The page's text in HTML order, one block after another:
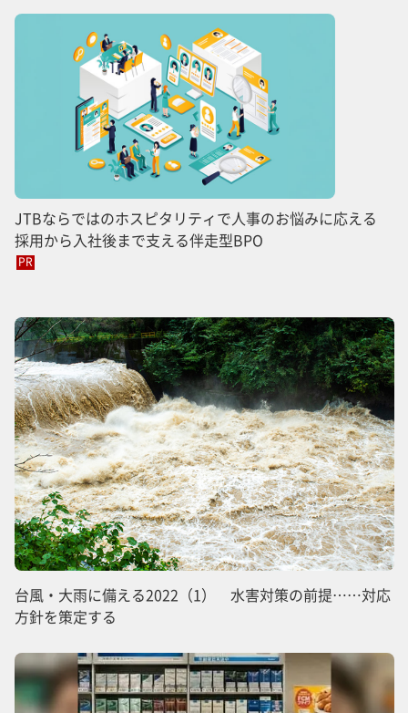
JTBならではのホスピタリティで人事のお悩みに応える
採用から入社後まで支える伴走型BPO
PR
台風・大雨に備える2022（1） 水害対策の前提……対応
方針を策定する